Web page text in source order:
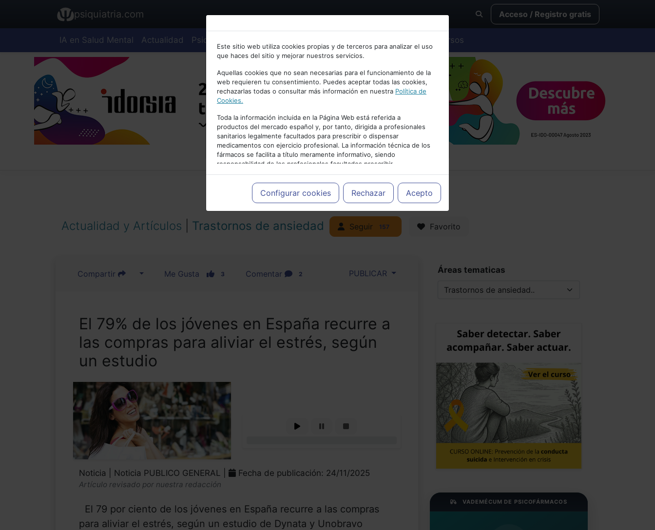
Bienvenid@ a psiquiatria.com
Escribe tu Email
Accede o regístrate con tu email.
Cancelar
psiquiatria.com Acceso / Registro gratis
IA en Salud Mental Actualidad Psiquiatría Cursos
Este sitio web utiliza cookies propias y de terceros para analizar el uso
que haces del sitio y mejorar nuestros servicios.
Aquellas cookies que no sean necesarias para el funcionamiento de la
web requieren tu consentimiento. Puedes aceptar todas las cookies,
rechazarlas todas o consultar más información en nuestra Política de
Cookies.
Toda la información incluida en la Página Web está referida a
productos del mercado español y, por tanto, dirigida a profesionales
sanitarios legalmente facultados para prescribir o dispensar
medicamentos con ejercicio profesional. La información técnica de los
fármacos se facilita a título meramente informativo, siendo
responsabilidad de los profesionales facultados prescribir
medicamentos y decidir, en cada caso concreto, el tratamiento más
adecuado a las necesidades del paciente.
Configurar cookies Rechazar Acepto
PUBLICIDAD
Actualidad y Artículos Trastornos de ansiedad Seguir 157 Favorito
Compartir Me Gusta 3 Comentar 2 PUBLICAR
El 79% de los jóvenes en España recurre a
las compras para aliviar el estrés, según
un estudio
Noticia | Noticia PUBLICO GENERAL | Fecha de publicación: 24/11/2025
Artículo revisado por nuestra redacción
El 79 por ciento de los jóvenes en España recurre a las compras
para aliviar el estrés, según un estudio de Dynata y Unobravo
Áreas tematicas
VADEMÉCUM DE PSICOFÁRMACOS